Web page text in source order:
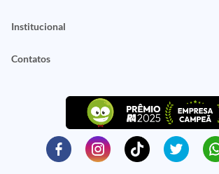
Institucional
Contatos